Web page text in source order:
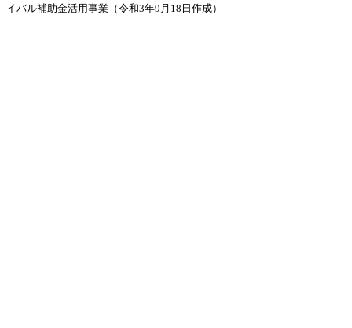
イバル補助金活用事業（令和3年9月18日作成）